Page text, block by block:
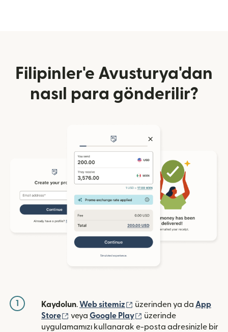
Filipinler'e Avusturya'dan
nasıl para gönderilir?
1 Kaydolun.Web sitemiz (yeni pencerede açılır)
üzerinden ya da App
Store
(yeni pencerede açılır)
veya Google Play (yeni pencerede açılır)
üzerinde
uygulamamızı kullanarak e-posta adresinizle bir